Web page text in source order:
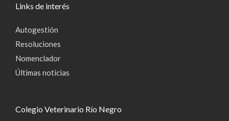
Links de interés
Autogestión
Resoluciones
Nomenclador
Últimas noticias
Colegio Veterinario Río Negro